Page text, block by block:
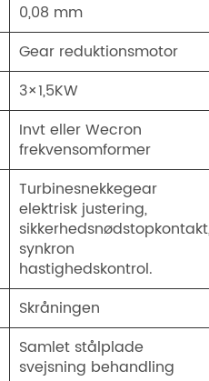
0,08 mm
Gear reduktionsmotor
3×1,5KW
Invt eller Wecron
frekvensomformer
Turbinesnekkegear
elektrisk justering,
synkron
hastighedskontrol.
Skråningen
Samlet stålplade
svejsning behandling